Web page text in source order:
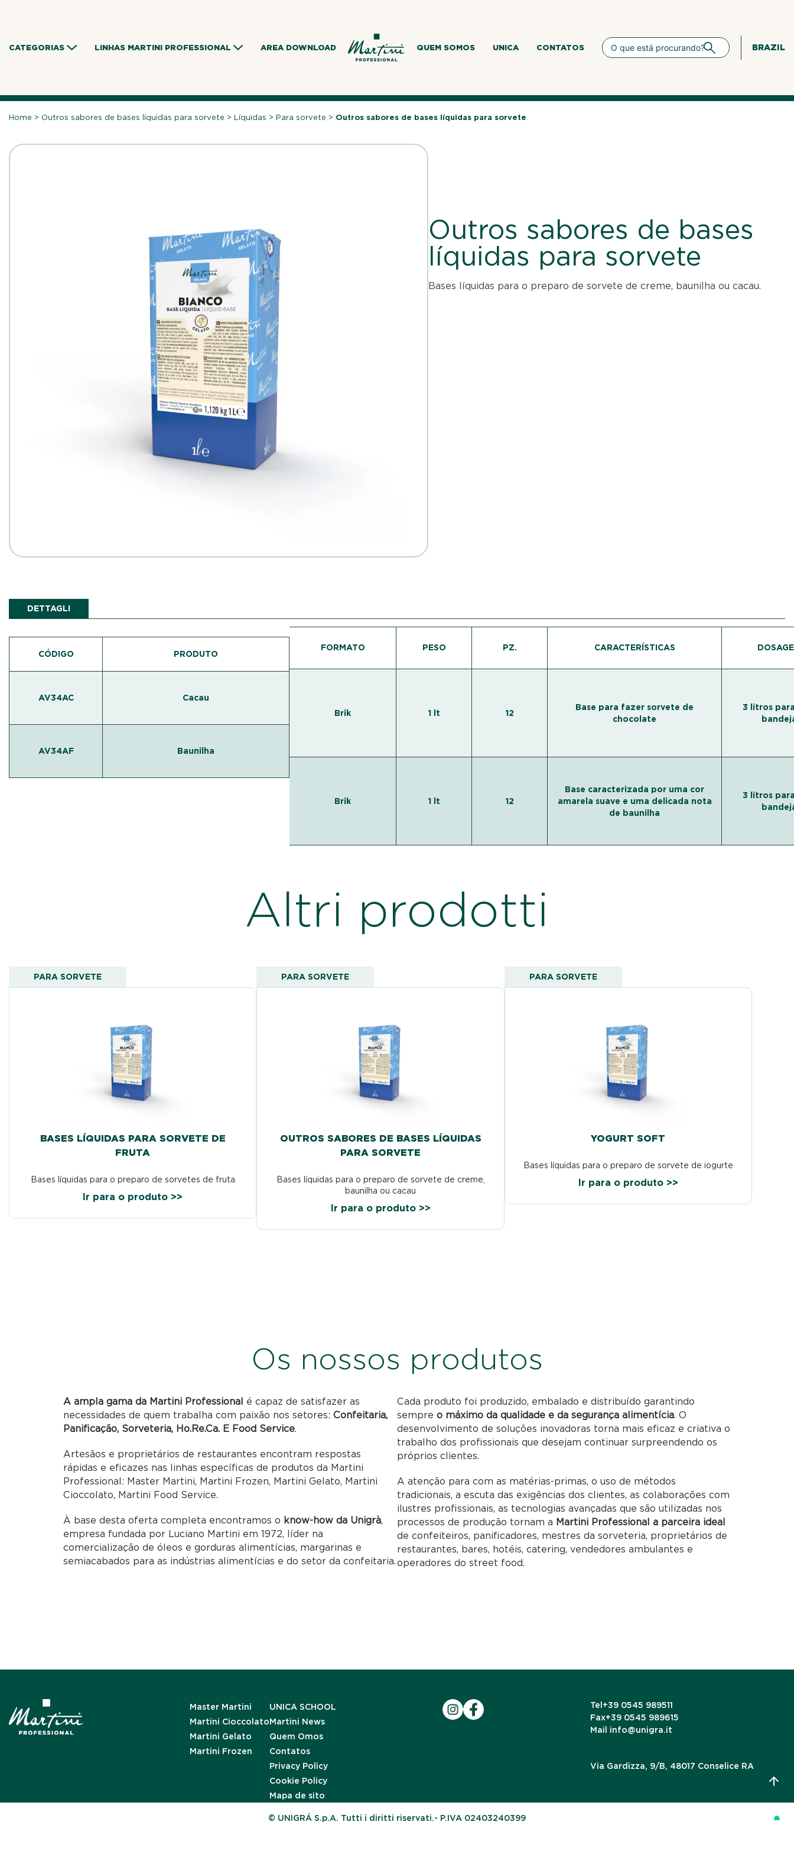
CATEGORIAS LINHAS MARTINI PROFESSIONAL AREA DOWNLOAD QUEM SOMOS UNICA CONTATOS BRAZIL
Home > Outros sabores de bases líquidas para sorvete >Líquidas >Para sorvete > Outros sabores de bases líquidas para sorvete
Outros sabores de bases
líquidas para sorvete
Bases líquidas para o preparo de sorvete de creme, baunilha ou cacau.
DETTAGLI
CÓDIGO PRODUTO
AV34AC Cacau
AV34AF Baunilha
FORMATO PESO PZ. CARACTERÍSTICAS
Brik 1 lt 12
Base para fazer sorvete de
chocolate
3 litros
Brik 1 lt 12
Base caracterizada por uma cor
amarela suave e uma delicada nota
de baunilha
3 litros
Altri prodotti
PARA SORVETE
BASES LÍQUIDAS PARA SORVETE DE
FRUTA
Bases líquidas para o preparo de sorvetes de fruta
Ir para o produto >>
PARA SORVETE
OUTROS SABORES DE BASES LÍQUIDAS
PARA SORVETE
Bases líquidas para o preparo de sorvete de creme,
baunilha ou cacau
Ir para o produto >>
PARA SORVETE
YOGURT SOFT
Bases líquidas para o preparo de sorvete de iogurte
Ir para o produto >>
Os nossos produtos
A ampla gama da Martini Professional é capaz de satisfazer as
necessidades de quem trabalha com paixão nos setores:Confeitaria,
Panificação, Sorveteria, Ho.Re.Ca. E Food Service.
Artesãos e proprietários de restaurantes encontram respostas
rápidas e eficazes nas linhas específicas de produtos da Martini
Professional: Master Martini, Martini Frozen, Martini Gelato, Martini
Cioccolato, Martini Food Service.
À base desta oferta completa encontramos o know-how da Unigrà,
empresa fundada por Luciano Martini em 1972, líder na
comercialização de óleos e gorduras alimentícias, margarinas e
semiacabados para as indústrias alimentícias e do setor da confeitaria.
Cada produto foi produzido, embalado e distribuído garantindo
sempre o máximo da qualidade e da segurança alimentícia. O
desenvolvimento de soluções inovadoras torna mais eficaz e criativa o
trabalho dos profissionais que desejam continuar surpreendendo os
próprios clientes.
A atenção para com as matérias-primas, o uso de métodos
tradicionais, a escuta das exigências dos clientes, as colaborações com
ilustres profissionais, as tecnologias avançadas que são utilizadas nos
processos de produção tornam a Martini Professional a parceira ideal
de confeiteiros, panificadores, mestres da sorveteria, proprietários de
restaurantes, bares, hotéis, catering, vendedores ambulantes e
operadores do street food.
Master Martini
Martini Cioccolato
Martini Gelato
Martini Frozen
UNICA SCHOOL
Martini News
Quem Omos
Contatos
Privacy Policy
Cookie Policy
Mapa de sito
Tel +39 0545 989511
Fax+39 0545 989615
Mail info@unigra.it
Via Gardizza, 9/B, 48017 Conselice RA
© UNIGRÁ S.p.A. Tutti i diritti riservati.- P.IVA 02403240399